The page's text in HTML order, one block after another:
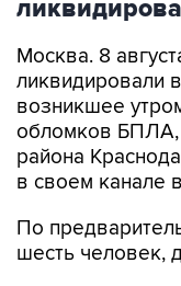
Москва. 8
ликвидировали
возникшее
обломков БПЛА,
района
в своем канале
По
шесть человек,